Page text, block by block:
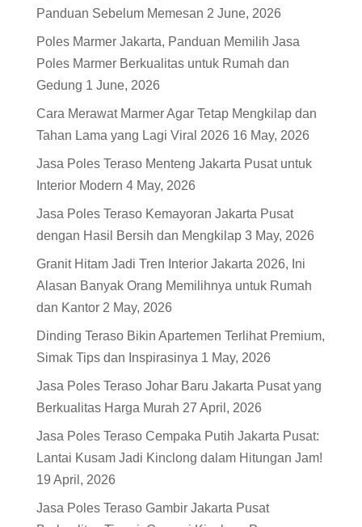
Panduan Sebelum Memesan 2 June, 2026
Poles Marmer Jakarta, Panduan Memilih Jasa
Poles Marmer Berkualitas untuk Rumah dan
Gedung 1 June, 2026
Cara Merawat Marmer Agar Tetap Mengkilap dan
Tahan Lama yang Lagi Viral 2026 16 May, 2026
Jasa Poles Teraso Menteng Jakarta Pusat untuk
Interior Modern 4 May, 2026
Jasa Poles Teraso Kemayoran Jakarta Pusat
dengan Hasil Bersih dan Mengkilap 3 May, 2026
Granit Hitam Jadi Tren Interior Jakarta 2026, Ini
Alasan Banyak Orang Memilihnya untuk Rumah
dan Kantor 2 May, 2026
Dinding Teraso Bikin Apartemen Terlihat Premium,
Simak Tips dan Inspirasinya 1 May, 2026
Jasa Poles Teraso Johar Baru Jakarta Pusat yang
Berkualitas Harga Murah 27 April, 2026
Jasa Poles Teraso Cempaka Putih Jakarta Pusat:
Lantai Kusam Jadi Kinclong dalam Hitungan Jam!
19 April, 2026
Jasa Poles Teraso Gambir Jakarta Pusat